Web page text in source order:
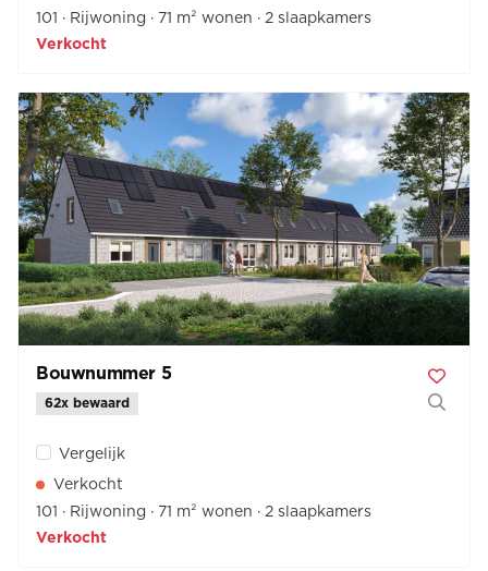
101
Rijwoning 71 m² wonen 2 slaapkamers
Verkocht
Bouwnummer 5
62x bewaard
Vergelijk
Verkocht
101
Rijwoning 71 m² wonen 2 slaapkamers
Verkocht